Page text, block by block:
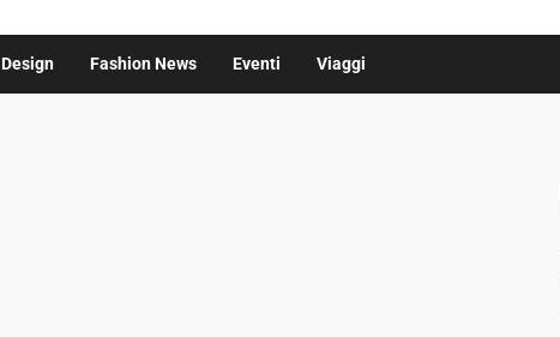
Design Fashion News Eventi Viaggi